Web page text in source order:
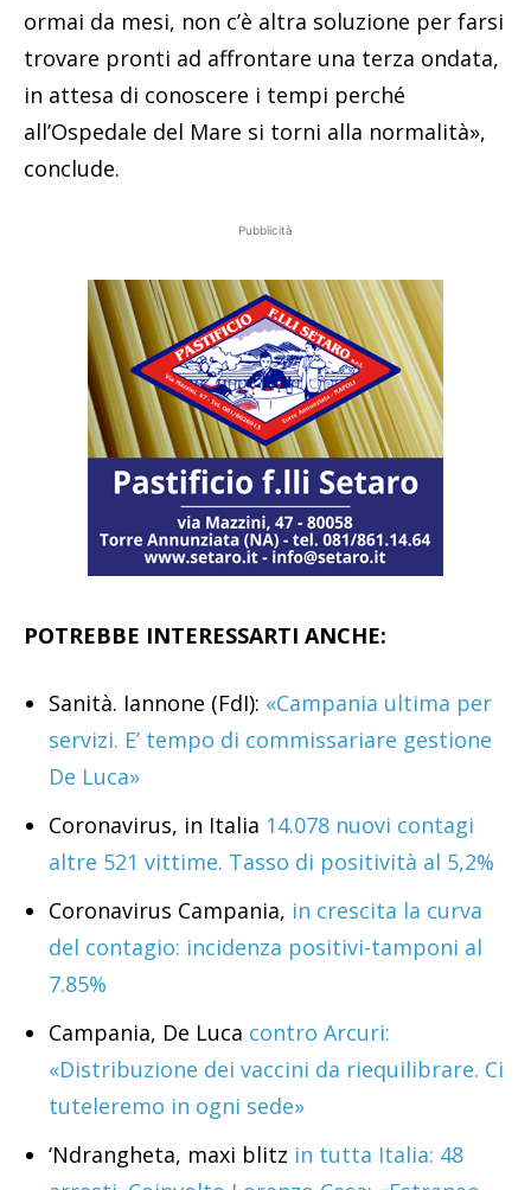
ormai da mesi, non c’è altra soluzione per farsi
trovare pronti ad affrontare una terza ondata,
in attesa di conoscere i tempi perché
all’Ospedale del Mare si torni alla normalità»,
conclude.
Pubblicità
POTREBBE INTERESSARTI ANCHE:
Sanità. Iannone (FdI): «Campania ultima per
servizi. E’ tempo di commissariare gestione
De Luca»
Coronavirus, in Italia 14.078 nuovi contagi
altre 521 vittime. Tasso di positività al 5,2%
Coronavirus Campania, in crescita la curva
del contagio: incidenza positivi-tamponi al
7.85%
Campania, De Luca contro Arcuri:
«Distribuzione dei vaccini da riequilibrare. Ci
tuteleremo in ogni sede»
‘Ndrangheta, maxi blitz in tutta Italia: 48